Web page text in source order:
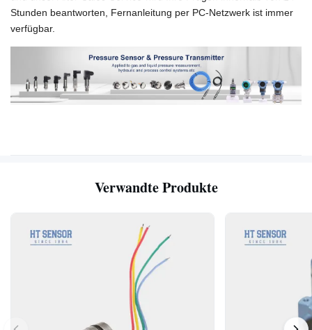
Stunden beantworten, Fernanleitung per PC-Netzwerk ist immer
verfügbar.
Verwandte Produkte